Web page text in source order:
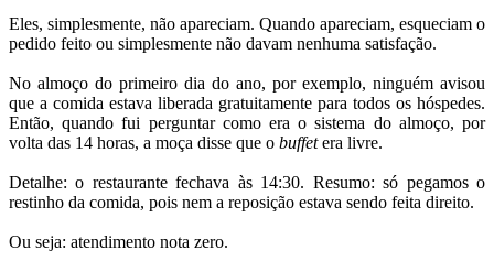
Eles, simplesmente, não apareciam. Quando apareciam, esqueciam o
pedido feito ou simplesmente não davam nenhuma satisfação.
No almoço do primeiro dia do ano, por exemplo, ninguém avisou
que a comida estava liberada gratuitamente para todos os hóspedes.
Então, quando fui perguntar como era o sistema do almoço, por
volta das 14 horas, a moça disse que o buffetera livre.
Detalhe: o restaurante fechava às 14:30. Resumo: só pegamos o
restinho da comida, pois nem a reposição estava sendo feita direito.
Ou seja: atendimento nota zero.